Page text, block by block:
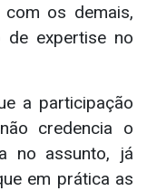
com os demais,
de expertise no
a participação
credencia o
no assunto, já
em prática as